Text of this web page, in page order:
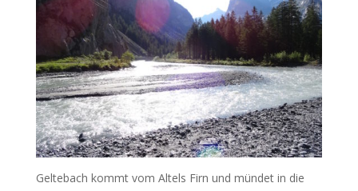
Geltebach kommt vom Altels Firn und mündet in die